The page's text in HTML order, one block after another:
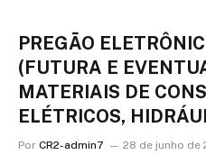
PREGÃO
(FUTURA E
MATERIAIS DE
ELÉTRICOS,
Por CR2-admin7 28 de junho de